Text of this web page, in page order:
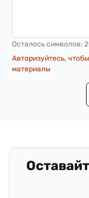
Осталось символов:
Авторизуйтесь,
материалы